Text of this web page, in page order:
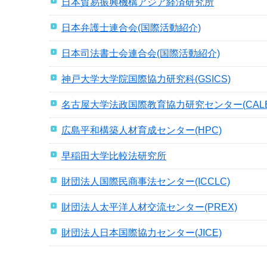
日本貿易振興機構アジア経済研究所
日本弁護士連合会(国際活動紹介)
日本司法書士会連合会(国際活動紹介)
神戸大学大学院国際協力研究科(GSICS)
名古屋大学法政国際教育協力研究センター
広島平和構築人材育成センター(HPC)
早稲田大学比較法研究所
財団法人国際民商事法センター(ICCLC)
財団法人太平洋人材交流センター(PREX)
財団法人日本国際協力センター(JICE)